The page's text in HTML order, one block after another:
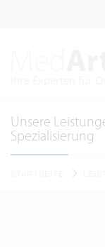
Unsere
Spezialisierung